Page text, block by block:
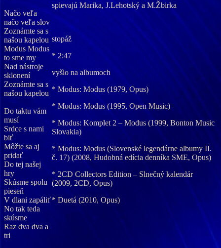
Načo veľa
načo veľa slov
Zoznámte sa s
našou kapelou
Modus Modus
to sme my
Nad nástroje
sklonení
Zoznámte sa s
našou kapelou
Do taktu vám
musí
Srdce s nami
biť
Môžte sa aj
pridať
Do tej našej
hry
Skúsme spolu
pieseň
V dlani zapáliť
No tak teda
skúsme
Raz dva dva a
tri
spievajú Marika, J.Lehotský a M.Žbirka
stopáž
* 2:47
vyšlo na albumoch
* Modus: Modus (1979, Opus)
* Modus: Modus (1995, Open Music)
* Modus: Komplet 2 – Modus (1999, Bonton Music
Slovakia)
* Modus: Modus (Slovenské legendárne albumy II.
č. 17) (2008, Hudobná edícia denníka SME, Opus)
* 2CD Collectors Edition – Slnečný kalendár
(2009, 2CD, Opus)
* Duetá (2010, Opus)